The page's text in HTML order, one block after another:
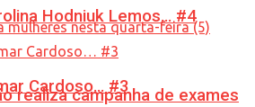
realiza campanha de exames
Hodniuk Lemos… #4
Cardoso… #3